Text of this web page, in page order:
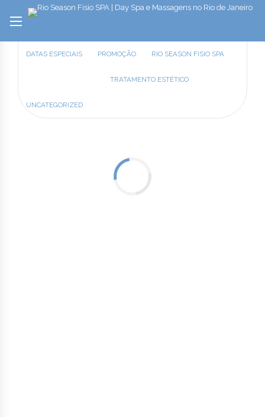
DATAS ESPECIAIS PROMOÇÃO RIO SEASON FISIO SPA
TRATAMENTO ESTÉTICO
UNCATEGORIZED